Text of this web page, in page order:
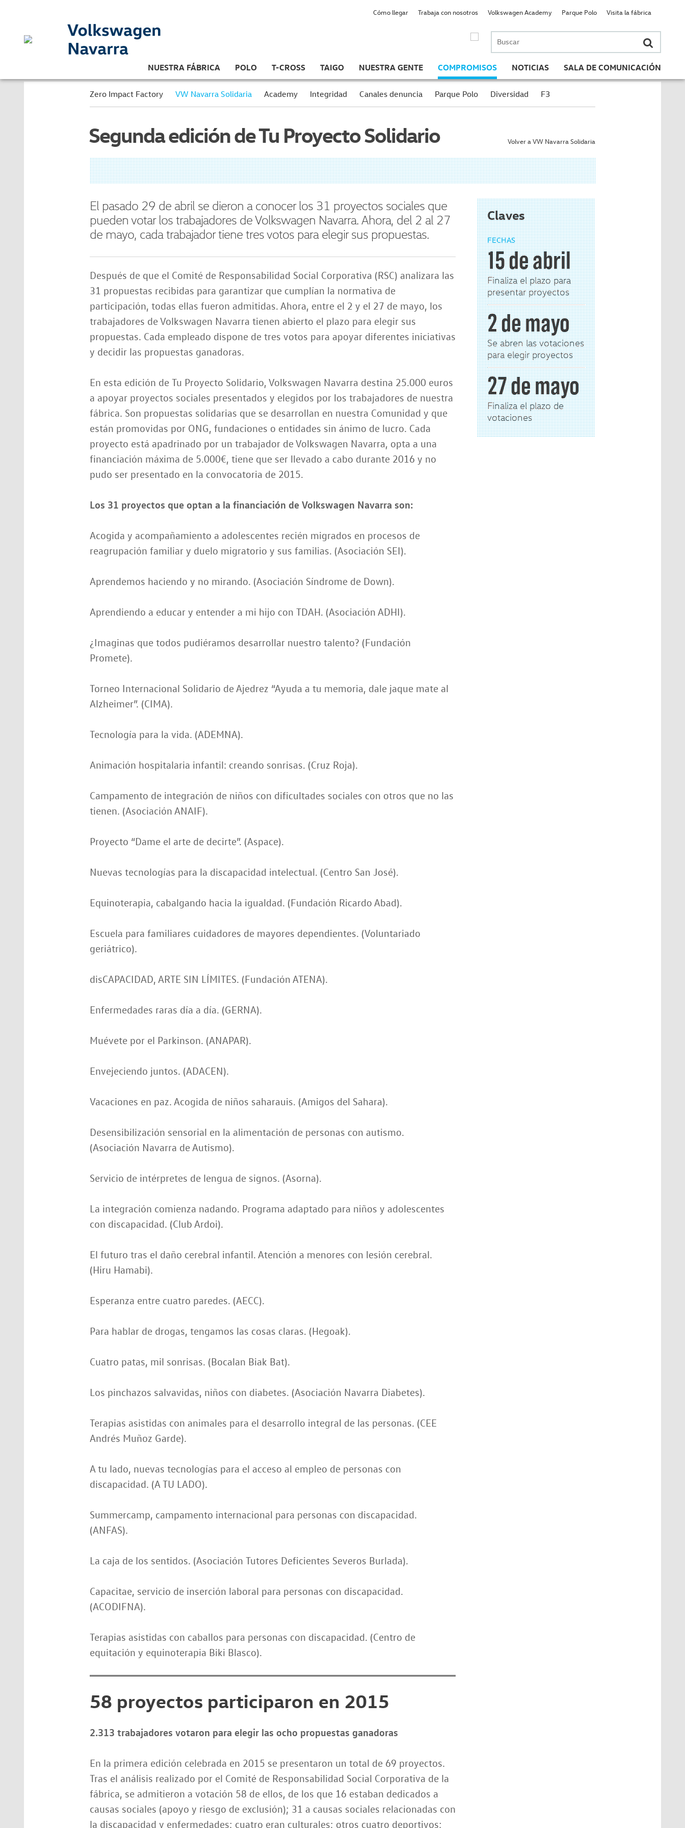
Buscar
por:
NUESTRA FÁBRICA POLO T-CROSS TAIGO NUESTRA GENTE COMPROMISOS NOTICIAS SALA DE COMUNICACIÓN
Cómo llegar Trabaja con nosotros Volkswagen Academy Parque Polo Visita la fábrica
Zero Impact Factory VW Navarra Solidaria Academy Integridad Canales denuncia Parque Polo Diversidad F3
Segunda edición de Tu Proyecto Solidario Volver a VW Navarra Solidaria
El pasado 29 de abril se dieron a conocer los 31 proyectos sociales que
pueden votar los trabajadores de Volkswagen Navarra. Ahora, del 2 al 27
de mayo, cada trabajador tiene tres votos para elegir sus propuestas.
Después de que el Comité de Responsabilidad Social Corporativa (RSC) analizara las
31 propuestas recibidas para garantizar que cumplían la normativa de
participación, todas ellas fueron admitidas. Ahora, entre el 2 y el 27 de mayo, los
trabajadores de Volkswagen Navarra tienen abierto el plazo para elegir sus
propuestas. Cada empleado dispone de tres votos para apoyar dife­rentes iniciativas
y decidir las propuestas ganadoras.
En esta edición de Tu Proyecto Solidario, Volkswagen Navarra destina 25.000 euros
a apoyar proyectos sociales presentados y elegidos por los trabajadores de nuestra
fábrica. Son propuestas solidarias que se desarrollan en nuestra Comunidad y que
están promovidas por ONG, fundaciones o entidades sin ánimo de lucro. Cada
proyecto está apadrinado por un trabajador de Volkswagen Navarra, opta a una
financiación máxima de 5.000€, tiene que ser llevado a cabo durante 2016 y no
pudo ser presentado en la convo­catoria de 2015.
Los 31 proyectos que optan a la financiación de Volkswagen Navarra son:
Acogida y acompañamiento a adolescentes recién migrados en procesos de
reagrupación familiar y duelo migratorio y sus familias. (Asociación SEI).
Aprendemos haciendo y no mirando. (Asociación Síndrome de Down).
Aprendiendo a educar y entender a mi hijo con TDAH. (Asociación ADHI).
¿Imaginas que todos pudiéramos desarrollar nuestro talento? (Fundación
Promete).
Torneo Internacional Solidario de Ajedrez “Ayuda a tu memoria, dale jaque mate al
Alzheimer”. (CIMA).
Tecnología para la vida. (ADEMNA).
Animación hospitalaria infantil: creando sonrisas. (Cruz Roja).
Campamento de integración de niños con dificultades sociales con otros que no las
tienen. (Asociación ANAIF).
Proyecto “Dame el arte de decirte”. (Aspace).
Nuevas tecnologías para la discapacidad intelectual. (Centro San José).
Equinoterapia, cabalgando hacia la igualdad. (Fundación Ricardo Abad).
Escuela para familiares cuidadores de mayores dependientes. (Voluntariado
geriátrico).
disCAPACIDAD, ARTE SIN LÍMITES. (Fundación ATENA).
Enfermedades raras día a día. (GERNA).
Muévete por el Parkinson. (ANAPAR).
Envejeciendo juntos. (ADACEN).
Vacaciones en paz. Acogida de niños saharauis. (Amigos del Sahara).
Desensibilización sensorial en la alimentación de personas con autismo.
(Asociación Navarra de Autismo).
Servicio de intérpretes de lengua de signos. (Asorna).
La integración comienza nadando. Programa adaptado para niños y adolescentes
con discapacidad. (Club Ardoi).
El futuro tras el daño cerebral infantil. Atención a menores con lesión cerebral.
(Hiru Hamabi).
Esperanza entre cuatro paredes. (AECC).
Para hablar de drogas, tengamos las cosas claras. (Hegoak).
Cuatro patas, mil sonrisas. (Bocalan Biak Bat).
Los pinchazos salvavidas, niños con diabetes. (Asociación Navarra Diabetes).
Terapias asistidas con animales para el desarrollo integral de las personas. (CEE
Andrés Muñoz Garde).
A tu lado, nuevas tecnologías para el acceso al empleo de personas con
discapacidad. (A TU LADO).
Summercamp, campamento internacional para personas con discapacidad.
(ANFAS).
La caja de los sentidos. (Asociación Tutores Deficientes Severos Burlada).
Capacitae, servicio de inserción laboral para personas con discapacidad.
(ACODIFNA).
Terapias asistidas con caballos para personas con discapacidad. (Centro de
equitación y equinoterapia Biki Blasco).
58 proyectos participaron en 2015
2.313 trabajadores votaron para elegir las ocho propuestas ganadoras
En la primera edición celebrada en 2015 se presentaron un total de 69 proyectos.
Tras el análisis realizado por el Comité de Responsabilidad Social Corporativa de la
fábrica, se admitieron a votación 58 de ellos, de los que 16 estaban dedicados a
causas sociales (apoyo y riesgo de exclusión); 31 a causas sociales relacionadas con
la discapacidad y enfermedades; cuatro eran culturales; otros cuatro deportivos;
Claves
FECHAS
15 de abril
Finaliza el plazo para
presentar proyectos
2 de mayo
Se abren las votaciones
para elegir proyectos
27 de mayo
Finaliza el plazo de
votaciones